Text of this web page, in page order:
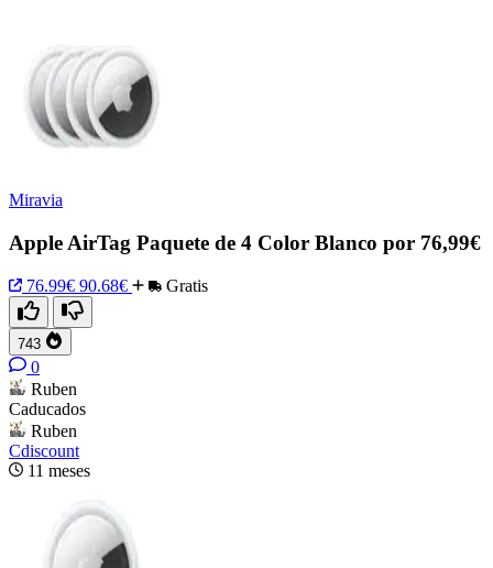
Miravia
Apple AirTag Paquete de 4 Color Blanco por 76,99€
76.99€ 90.68€ Gratis
743
0
Ruben
Caducados
Ruben
Cdiscount
11 meses